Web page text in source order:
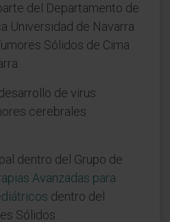
del Departamento de
Universidad de Navarra
Sólidos de Cima
de virus
cerebrales
dentro del Grupo de
Avanzadas para
dentro del
Sólidos.